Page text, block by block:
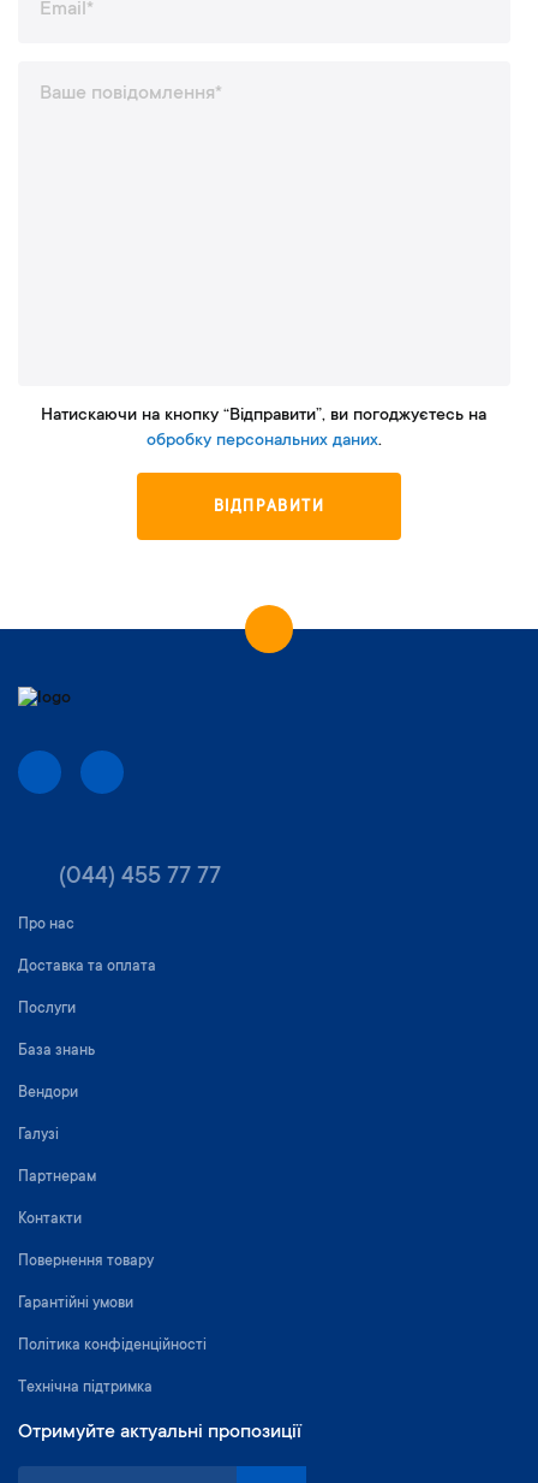
Натискаючи на кнопку “Відправити”, ви погоджуєтесь на
обробку персональних даних.
ВІДПРАВИТИ
(044) 455 77 77
Про нас
Доставка та оплата
Послуги
База знань
Вендори
Галузі
Партнерам
Контакти
Повернення товару
Гарантійні умови
Політика конфіденційності
Технічна підтримка
Отримуйте актуальні пропозиції